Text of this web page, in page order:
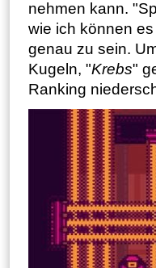
nehmen kann.
wie ich können
genau zu sein.
Kugeln, "Krebs"
Ranking